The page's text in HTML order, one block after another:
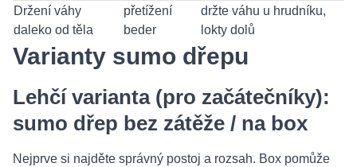
Držení váhy
daleko od těla
přetížení
beder
držte váhu u hrudníku,
lokty dolů
Varianty sumo dřepu
Lehčí varianta (pro začátečníky):
sumo dřep bez zátěže / na box
Nejprve si najděte správný postoj a rozsah. Box pomůže